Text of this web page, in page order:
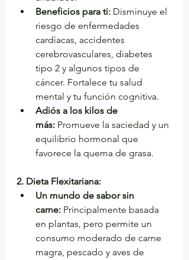
Beneficios para ti: Disminuye el
riesgo de enfermedades
cardíacas, accidentes
cerebrovasculares, diabetes
tipo 2 y algunos tipos de
cáncer. Fortalece tu salud
mental y tu función cognitiva.
Adiós a los kilos de
más: Promueve la saciedad y un
equilibrio hormonal que
favorece la quema de grasa.
2. Dieta Flexitariana:
Un mundo de sabor sin
carne: Principalmente basada
en plantas, pero permite un
consumo moderado de carne
magra, pescado y aves de